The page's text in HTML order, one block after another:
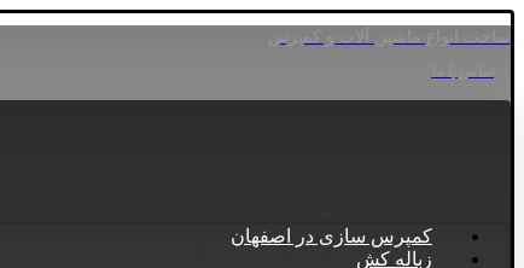
ساخت انواع ماشین آلات و کمپرس
کمپرس سازی در اصفهان
زباله کش